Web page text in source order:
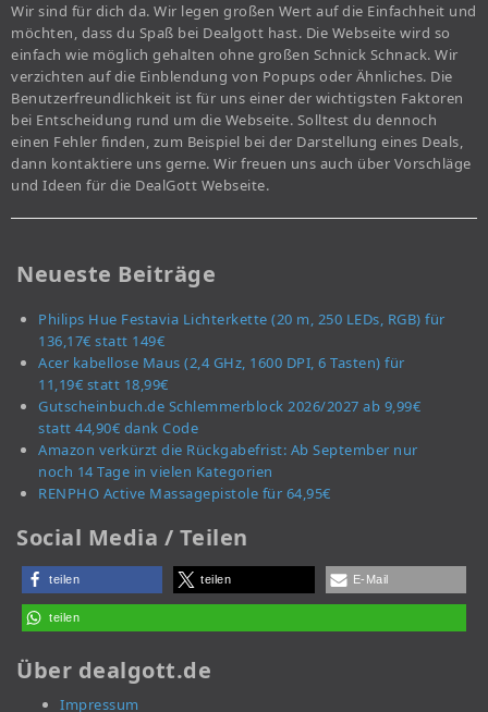
Wir sind für dich da. Wir legen großen Wert auf die Einfachheit und
möchten, dass du Spaß bei Dealgott hast. Die Webseite wird so
einfach wie möglich gehalten ohne großen Schnick Schnack. Wir
verzichten auf die Einblendung von Popups oder Ähnliches. Die
Benutzerfreundlichkeit ist für uns einer der wichtigsten Faktoren
bei Entscheidung rund um die Webseite. Solltest du dennoch
einen Fehler finden, zum Beispiel bei der Darstellung eines Deals,
dann kontaktiere uns gerne. Wir freuen uns auch über Vorschläge
und Ideen für die DealGott Webseite.
Neueste Beiträge
Philips Hue Festavia Lichterkette (20 m, 250 LEDs, RGB) für
136,17€ statt 149€
Acer kabellose Maus (2,4 GHz, 1600 DPI, 6 Tasten) für
11,19€ statt 18,99€
Gutscheinbuch.de Schlemmerblock 2026/2027 ab 9,99€
statt 44,90€ dank Code
Amazon verkürzt die Rückgabefrist: Ab September nur
noch 14 Tage in vielen Kategorien
RENPHO Active Massagepistole für 64,95€
Social Media / Teilen
teilen teilen E-Mail
teilen
Über dealgott.de
Impressum